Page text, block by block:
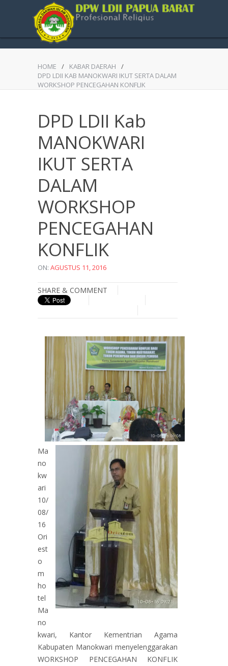
HOME / KABAR DAERAH
/
DPD LDII KAB MANOKWARI IKUT SERTA DALAM
WORKSHOP PENCEGAHAN KONFLIK
DPD LDII Kab
MANOKWARI
IKUT SERTA
DALAM
WORKSHOP
PENCEGAHAN
KONFLIK
ON: AGUSTUS 11, 2016
SHARE & COMMENT
Ma
no
kw
ari
10/
08/
16
Ori
est
o
m
ho
tel
Ma
no
kwari, Kantor Kementrian Agama
Kabupaten Manokwari menyelenggarakan
WORKSHOP PENCEGAHAN KONFLIK